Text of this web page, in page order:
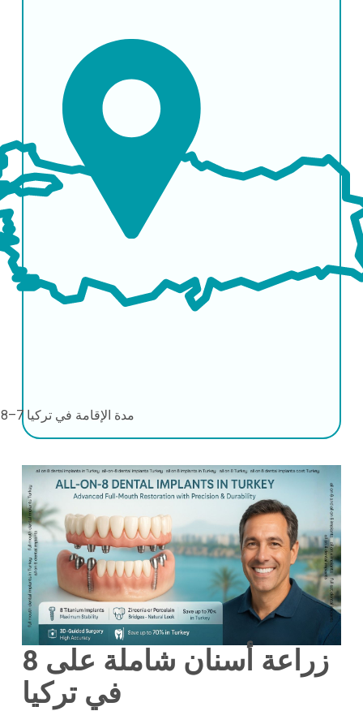
مدة الإقامة في تركيا 7–8 أيام
زراعة أسنان شاملة على 8
في تركيا